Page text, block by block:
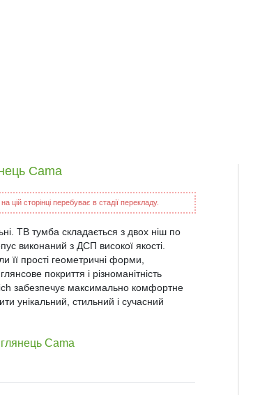
Cama
цій сторінці перебуває в стадії перекладу.
ТВ тумба складається з двох ніш по
виконаний з ДСП високої якості.
прості геометричні форми,
покриття і різноманітність
забезпечує максимально комфортне
унікальний, стильний і сучасний
Cama